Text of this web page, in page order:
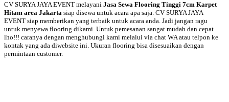
CV SURYA JAYA EVENT melayani Jasa Sewa Flooring Tinggi 7cm Karpet
Hitam area Jakarta siap disewa untuk acara apa saja. CV SURYA JAYA
EVENT siap memberikan yang terbaik untuk acara anda. Jadi jangan ragu
untuk menyewa flooring dikami. Untuk pemesanan sangat mudah dan cepat
lho!!! caranya dengan menghubungi kami melalui via chat WA atau telpon ke
kontak yang ada diwebsite ini. Ukuran flooring bisa disesuaikan dengan
permintaan customer.